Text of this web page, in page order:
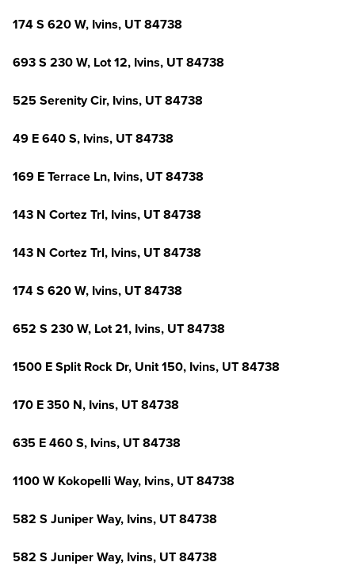
174 S 620 W, Ivins, UT 84738
693 S 230 W, Lot 12, Ivins, UT 84738
525 Serenity Cir, Ivins, UT 84738
49 E 640 S, Ivins, UT 84738
169 E Terrace Ln, Ivins, UT 84738
143 N Cortez Trl, Ivins, UT 84738
143 N Cortez Trl, Ivins, UT 84738
174 S 620 W, Ivins, UT 84738
652 S 230 W, Lot 21, Ivins, UT 84738
1500 E Split Rock Dr, Unit 150, Ivins, UT 84738
170 E 350 N, Ivins, UT 84738
635 E 460 S, Ivins, UT 84738
1100 W Kokopelli Way, Ivins, UT 84738
582 S Juniper Way, Ivins, UT 84738
582 S Juniper Way, Ivins, UT 84738